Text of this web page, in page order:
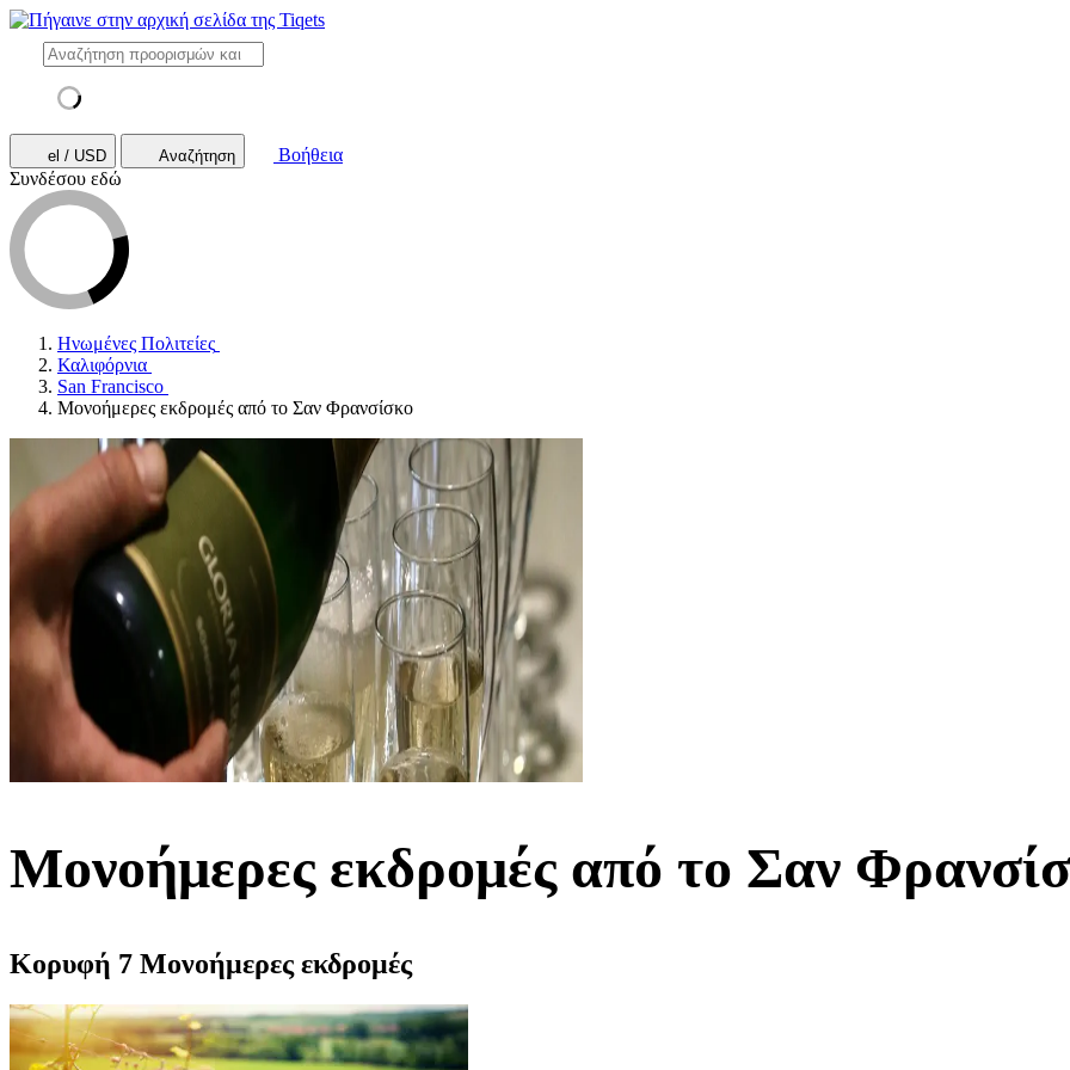
el / USD Αναζήτηση
Βοήθεια
Συνδέσου εδώ
Ηνωμένες Πολιτείες
Καλιφόρνια
San Francisco
Μονοήμερες εκδρομές από το Σαν Φρανσίσκο
Μονοήμερες εκδρομές από το Σαν
Κορυφή 7 Μονοήμερες εκδρομές